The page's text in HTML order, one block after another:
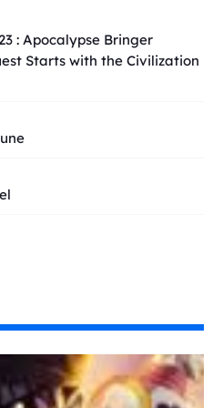
: Apocalypse Bringer
Starts with the Civilization